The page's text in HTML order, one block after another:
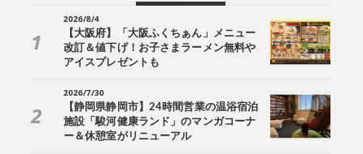
2026/8/4
【大阪府】「大阪ふくちぁん」メニュー
改訂＆値下げ！お子さまラーメン無料や
アイスプレゼントも
2026/7/30
【静岡県静岡市】24時間営業の温浴宿泊
施設「駿河健康ランド」のマンガコーナ
ー＆休憩室がリニューアル